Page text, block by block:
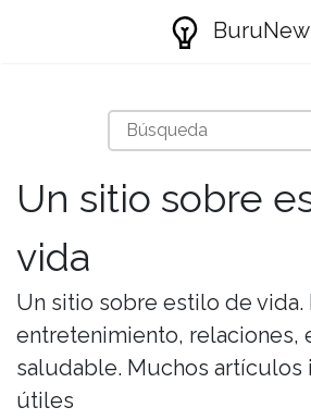
Un sitio sobre
vida
Un sitio sobre estilo de vida.
entretenimiento, relaciones,
saludable. Muchos artículos
útiles